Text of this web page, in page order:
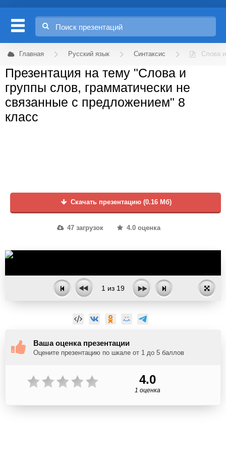
Главная Русский язык Синтаксис Слова
Презентация на тему "Слова и
группы слов, грамматически не
связанные с предложением" 8
класс
Скачать презентацию (0.16 Мб)
47 загрузок 4.0 оценка
1 из 19
Ваша оценка презентации
Оцените презентацию по шкале от 1 до 5 баллов
4.0
1 оценка